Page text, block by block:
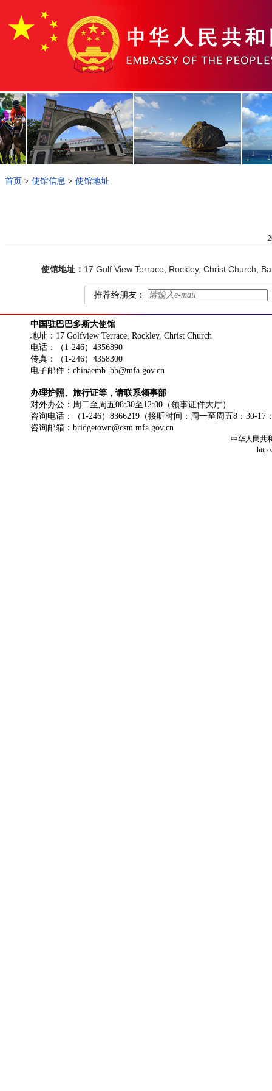
首页 > 使馆信息 > 使馆地址
使馆地址： 17 Golf View Terrace, Rockley, Christ Church,
推荐给朋友：
中国驻巴巴多斯大使馆
地址：17 Golfview Terrace, Rockley, Christ Church
电话：（1-246）4356890
传真：（1-246）4358300
电子邮件：chinaemb_bb@mfa.gov.cn
办理护照、旅行证等，请联系领事部
对外办公：周二至周五08:30至12:00（领事证件大厅）
咨询电话：（1-246）8366219（接听时间：周一至周五8：30-17
咨询邮箱：bridgetown@csm.mfa.gov.cn
中华人民共